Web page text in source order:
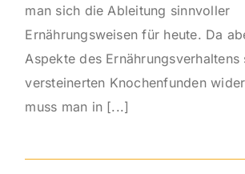
man sich die Ableitung sinnvoller
Ernährungsweisen für heute. Da
Aspekte des Ernährungsverhaltens
versteinerten Knochenfunden
muss man in [...]